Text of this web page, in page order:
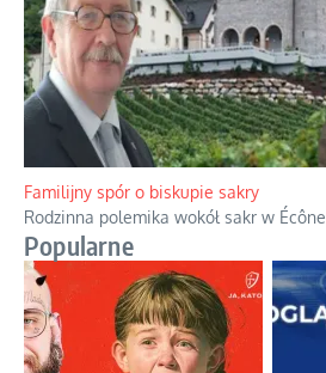
Familijny spór o biskupie sakry
Rodzinna polemika wokół sakr w Écône.
Popularne